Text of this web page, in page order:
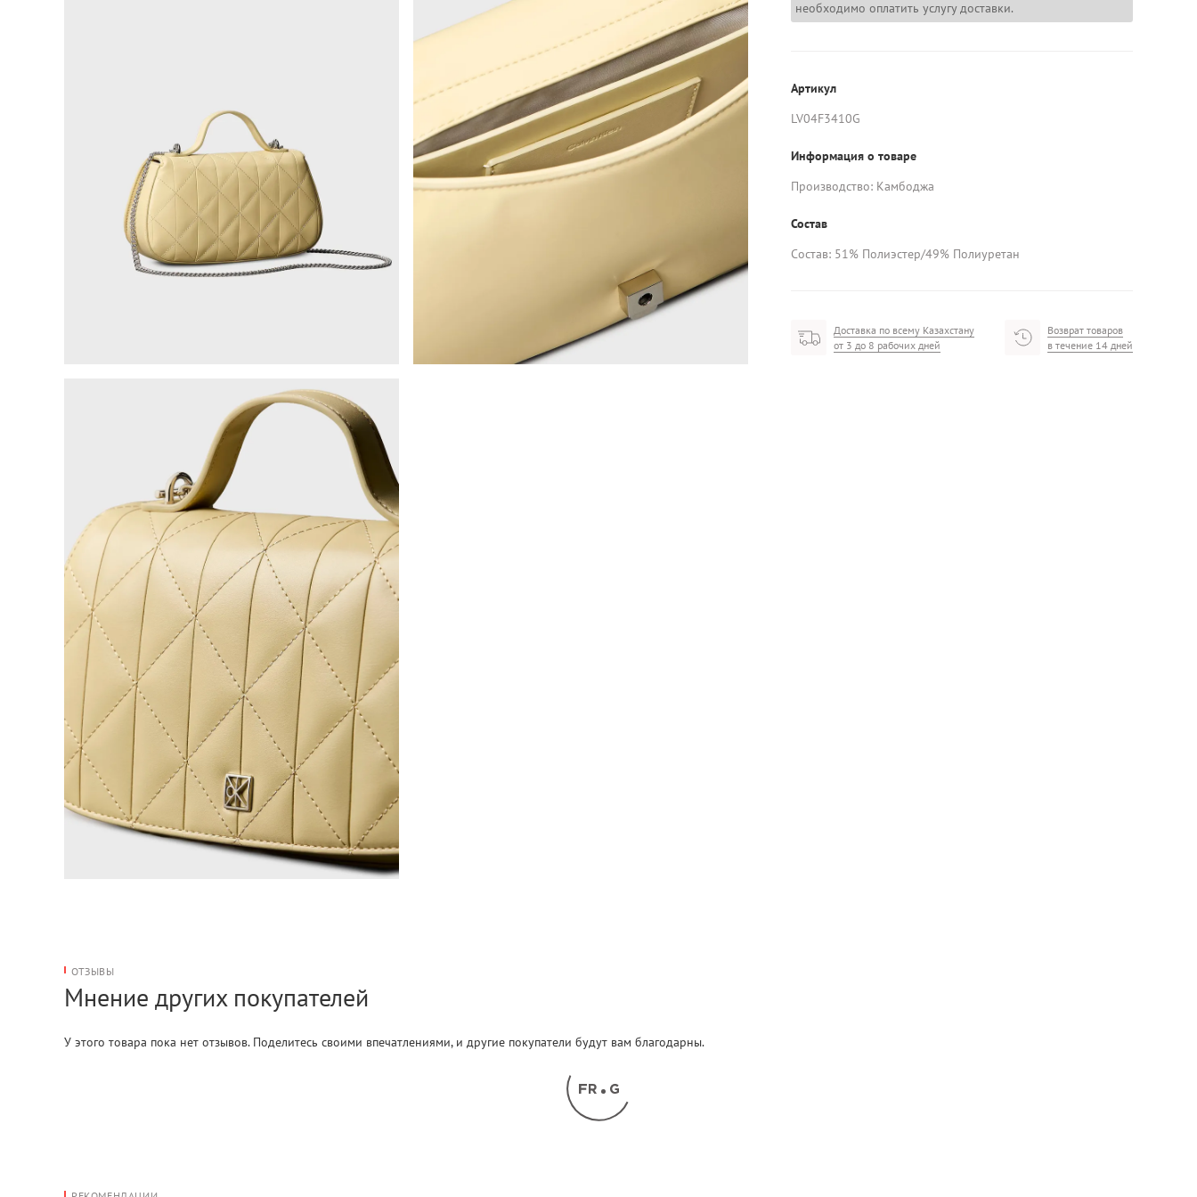
необходимо оплатить услугу доставки.
Артикул
LV04F3410G
Информация о товаре
Производство: Камбоджа
Состав
Состав: 51% Полиэстер/49% Полиуретан
Доставка по всему Казахстану
от 3 до 8 рабочих дней
Возврат товаров
в течение 14 дней
ОТЗЫВЫ
Мнение других покупателей
У этого товара пока нет отзывов. Поделитесь своими впечатлениями, и другие покупатели будут вам благодарны.